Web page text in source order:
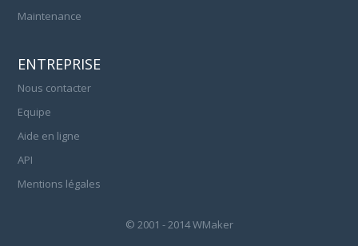
Maintenance
ENTREPRISE
Nous contacter
Equipe
Aide en ligne
API
Mentions légales
© 2001 - 2014 WMaker